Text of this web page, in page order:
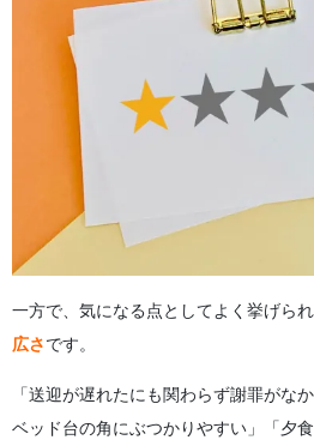
一方で、気になる点としてよく挙げら
広さです。
「送迎が遅れたにも関わらず謝罪がな
ベッド台の角にぶつかりやすい」「夕